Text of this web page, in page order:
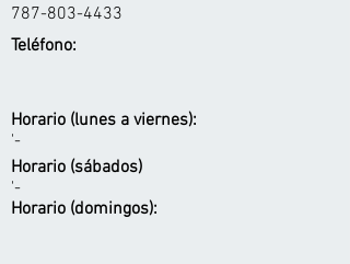
787-803-4433
Teléfono:
Horario (lunes a viernes):
'-
Horario (sábados)
'-
Horario (domingos):